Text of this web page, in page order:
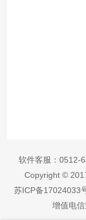
软件客服： 0512-
Copyright ©
苏ICP备17024033
增值电